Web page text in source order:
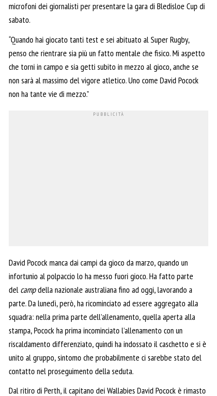
microfoni dei giornalisti per presentare la gara di Bledisloe Cup di
sabato.
“Quando hai giocato tanti test e sei abituato al Super Rugby,
penso che rientrare sia più un fatto mentale che fisico. Mi aspetto
che torni in campo e sia getti subito in mezzo al gioco, anche se
non sarà al massimo del vigore atletico. Uno come David Pocock
non ha tante vie di mezzo.”
David Pocock manca dai campi da gioco da marzo, quando un
infortunio al polpaccio lo ha messo fuori gioco. Ha fatto parte
del campdella nazionale australiana fino ad oggi, lavorando a
parte. Da lunedì, però, ha ricominciato ad essere aggregato alla
squadra: nella prima parte dell’allenamento, quella aperta alla
stampa, Pocock ha prima incominciato l’allenamento con un
riscaldamento differenziato, quindi ha indossato il caschetto e si è
unito al gruppo, sintomo che probabilmente ci sarebbe stato del
contatto nel proseguimento della seduta.
Dal ritiro di Perth, il capitano dei Wallabies David Pocock è rimasto